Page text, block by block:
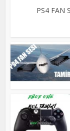
PS4 FAN